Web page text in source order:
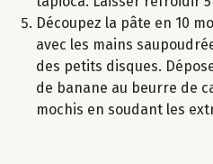
Découpez la pâte en 10
avec les mains
des petits disques.
de banane au beurre de
mochis en soudant les